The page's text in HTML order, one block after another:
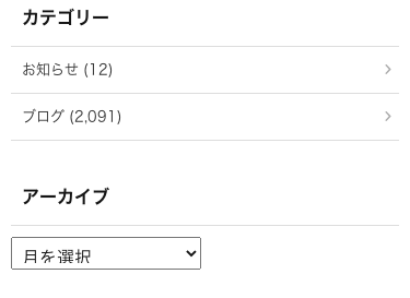
カテゴリー
お知らせ (12)
ブログ (2,091)
アーカイブ
ー